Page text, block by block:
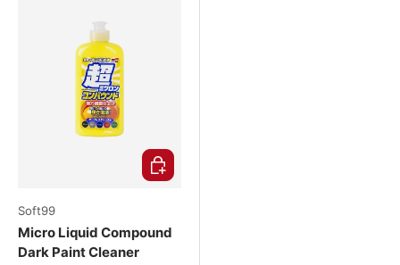
Soft99
Micro Liquid Compound
Dark Paint Cleaner
Add to cart